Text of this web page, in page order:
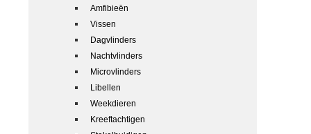
Amfibieën
Vissen
Dagvlinders
Nachtvlinders
Microvlinders
Libellen
Weekdieren
Kreeftachtigen